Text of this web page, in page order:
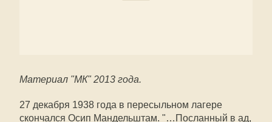
Материал "МК" 2013 года.
27 декабря 1938 года в пересыльном лагере
скончался Осип Мандельштам. "…Посланный в ад,